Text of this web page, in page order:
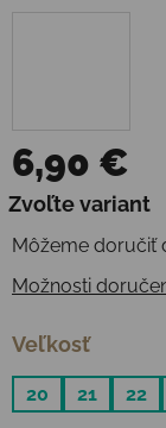
6,90 €
Jednotková cena:
Zvoľte variant
Môžeme doručiť
Možnosti
Veľkosť
20 21 22